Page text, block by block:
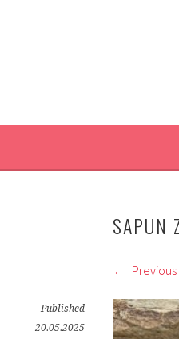
SAPUN
Previous
Published
20.05.2025